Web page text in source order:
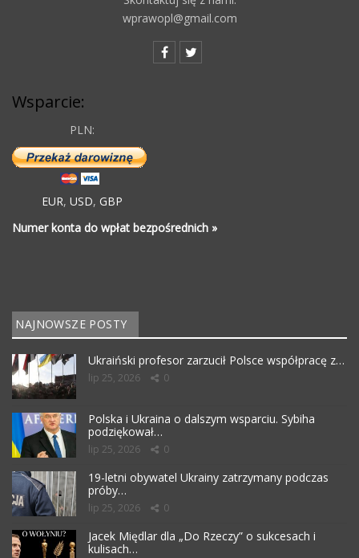
wprawopl@gmail.com
Wsparcie:
PLN:
EUR, USD, GBP
Numer konta do wpłat bezpośrednich »
NAJNOWSZE POSTY
Ukraiński profesor zarzucił Polsce współpracę z…
lip 25, 2026 0
Polska i Ukraina o dalszym wsparciu. Sybiha
podziękował…
lip 25, 2026 0
19-letni obywatel Ukrainy zatrzymany podczas
próby…
lip 25, 2026 0
Jacek Międlar dla „Do Rzeczy” o sukcesach i
kulisach…